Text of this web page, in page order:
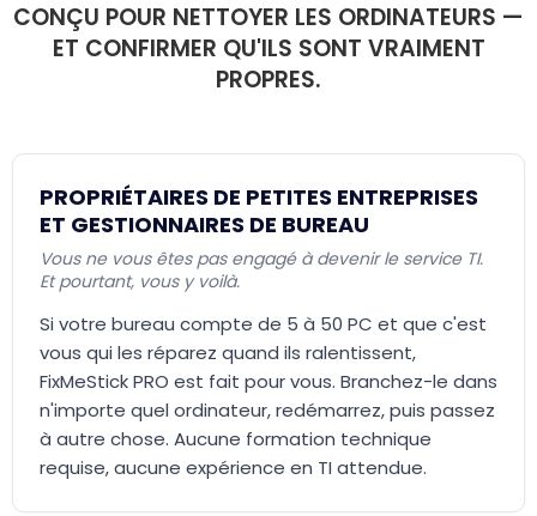
CONÇU POUR NETTOYER LES ORDINATEURS —
ET CONFIRMER QU'ILS SONT VRAIMENT
PROPRES.
PROPRIÉTAIRES DE PETITES ENTREPRISES
ET GESTIONNAIRES DE BUREAU
Vous ne vous êtes pas engagé à devenir le service TI.
Et pourtant, vous y voilà.
Si votre bureau compte de 5 à 50 PC et que c'est
vous qui les réparez quand ils ralentissent,
FixMeStick PRO est fait pour vous. Branchez-le dans
n'importe quel ordinateur, redémarrez, puis passez
à autre chose. Aucune formation technique
requise, aucune expérience en TI attendue.